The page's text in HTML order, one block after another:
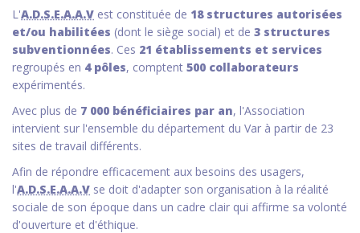
L'A.D.S.E.A.A.V est constituée de 18 structures autorisées
et/ou habilitées (dont le siège social) et de 3 structures
subventionnées. Ces 21 établissements et services
regroupés en 4 pôles, comptent 500 collaborateurs
expérimentés.
Avec plus de 7 000 bénéficiaires par an, l'Association
intervient sur l'ensemble du département du Var à partir de 23
sites de travail différents.
Afin de répondre efficacement aux besoins des usagers,
l'A.D.S.E.A.A.V se doit d'adapter son organisation à la réalité
sociale de son époque dans un cadre clair qui affirme sa volonté
d'ouverture et d'éthique.